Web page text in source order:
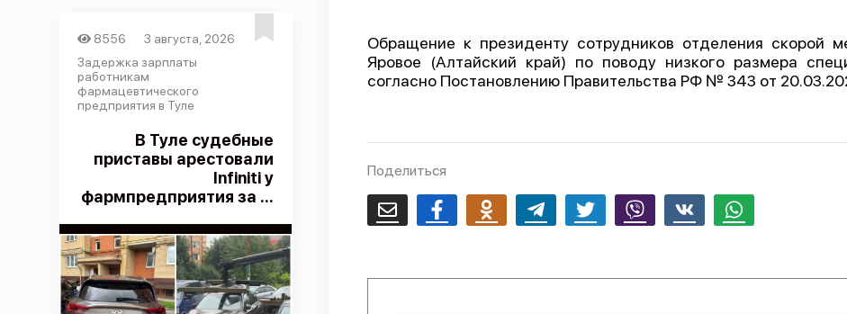
8556
3 августа, 2026
Задержка зарплаты
работникам
фармацевтического
предприятия в Туле
В Туле судебные
приставы арестовали
Infiniti у
фармпредприятия за ...
Обращение к президенту сотрудников отделения
Яровое (Алтайский край) по поводу низкого размера
согласно Постановлению Правительства РФ № 343 от
Поделиться
Email FacebookOdnoklassnikiTelegram Twitter Viber Whatsapp